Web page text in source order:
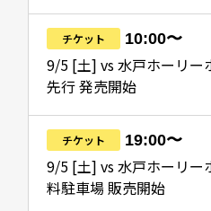
チケット 10:00〜
9/5 [土] vs 水戸ホーリー
先行 発売開始
チケット 19:00〜
9/5 [土] vs 水戸ホーリー
料駐車場 販売開始